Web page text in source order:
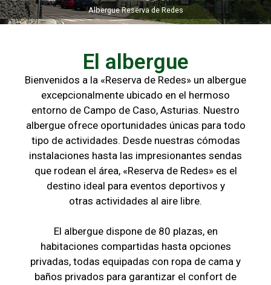
Albergue Reserva de Redes
El albergue
Bienvenidos a la «Reserva de Redes» un albergue
excepcionalmente ubicado en el hermoso
entorno de Campo de Caso, Asturias. Nuestro
albergue ofrece oportunidades únicas para todo
tipo de actividades. Desde nuestras cómodas
instalaciones hasta las impresionantes sendas
que rodean el área, «Reserva de Redes» es el
destino ideal para eventos deportivos y
otras actividades al aire libre.
El albergue dispone de 80 plazas, en
habitaciones compartidas hasta opciones
privadas, todas equipadas con ropa de cama y
baños privados para garantizar el confort de